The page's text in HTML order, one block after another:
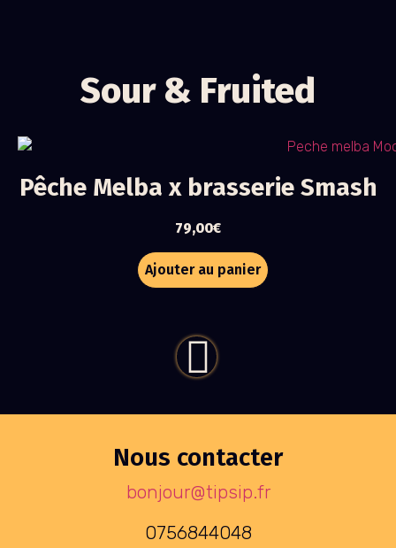
Sour & Fruited
Pêche Melba x brasserie Smash
79,00€
Ajouter au panier
Nous contacter
bonjour@tipsip.fr
0756844048